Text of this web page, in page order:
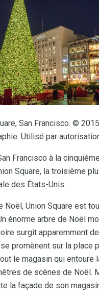
San Francisco. ©
Utilisé par
Francisco à la
Square, la troisième
des États-Unis.
Noël, Union Square est
énorme arbre de Noël
surgit apparemment
promènent sur la place
le magasin qui entoure
de scènes de Noël.
la façade de son